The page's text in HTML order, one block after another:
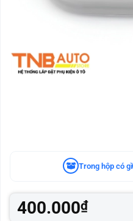
Trong hộp có gì
400.000₫